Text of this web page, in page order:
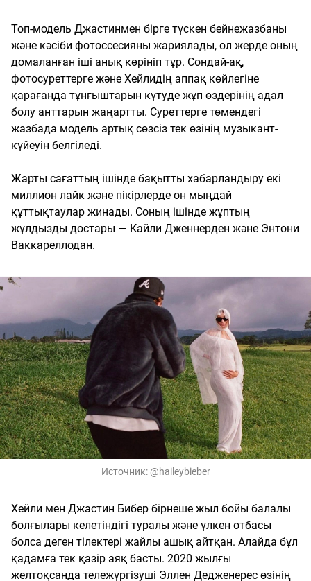
Топ-модель Джастинмен бірге түскен бейнежазбаны
және кәсіби фотоссесияны жариялады, ол жерде оның
домаланған іші анық көрініп тұр. Сондай-ақ,
фотосуреттерге және Хейлидің аппақ көйлегіне
қарағанда тұнғыштарын күтуде жұп өздерінің адал
болу анттарын жаңартты. Суреттерге төмендегі
жазбада модель артық сөзсіз тек өзінің музыкант-
күйеуін белгіледі.
Жарты сағаттың ішінде бақытты хабарландыру екі
миллион лайк және пікірлерде он мыңдай
құттықтаулар жинады. Соның ішінде жұптың
жұлдызды достары — Кайли Дженнерден және Энтони
Ваккареллодан.
Источник: @haileybieber
Хейли мен Джастин Бибер бірнеше жыл бойы балалы
болғылары келетіндігі туралы және үлкен отбасы
болса деген тілектері жайлы ашық айтқан. Алайда бұл
қадамға тек қазір аяқ басты. 2020 жылғы
желтоқсанда тележүргізуші Эллен Дедженерес өзінің